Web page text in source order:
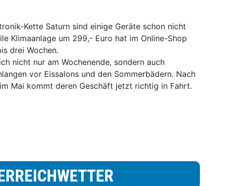
Kette Saturn sind einige Geräte schon nicht
Klimaanlage um 299,- Euro hat im Online-Shop
drei Wochen.
nicht nur am Wochenende, sondern auch
vor Eissalons und den Sommerbädern. Nach
Mai kommt deren Geschäft jetzt richtig in Fahrt.